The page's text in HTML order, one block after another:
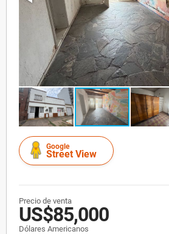
Google
Street View
Precio de venta
US$85,000
Dólares Americanos